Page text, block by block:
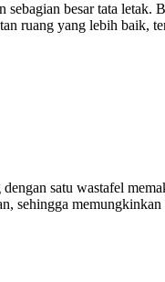
besar tata letak.
ruang yang lebih baik,
satu wastafel
sehingga